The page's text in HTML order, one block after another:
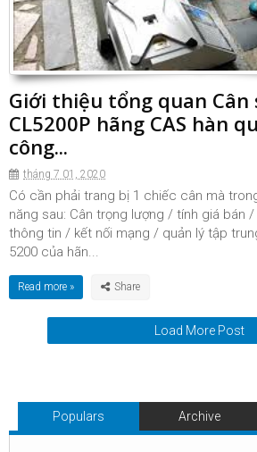
Giới thiệu tổng quan Cân
CL5200P hãng CAS hàn
công...
tháng 7 01, 2020
Có cần phải trang bị 1 chiếc cân mà
năng sau: Cân trọng lượng / tính giá bán
thông tin / kết nối mạng / quản lý tập
5200 của hãn...
Read more »
Load More Post
Populars Archive